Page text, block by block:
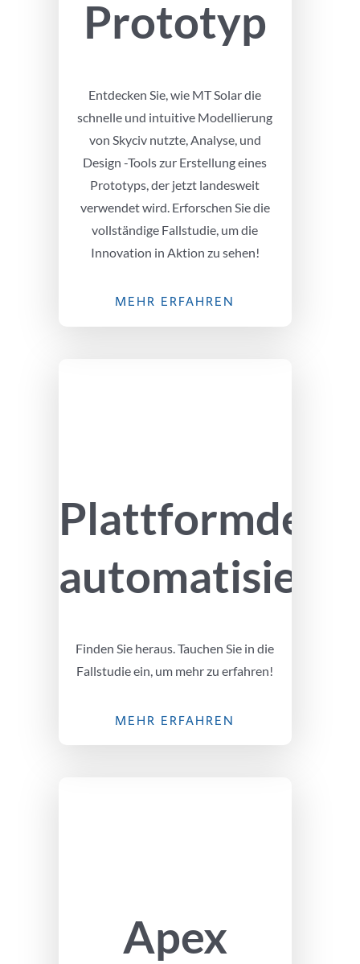
Prototyp
Entdecken Sie, wie MT Solar die
schnelle und intuitive Modellierung
von Skyciv nutzte, Analyse, und
Design -Tools zur Erstellung eines
Prototyps, der jetzt landesweit
verwendet wird. Erforschen Sie die
vollständige Fallstudie, um die
Innovation in Aktion zu sehen!
MEHR ERFAHREN
Finden Sie heraus. Tauchen Sie in die
Fallstudie ein, um mehr zu erfahren!
MEHR ERFAHREN
Apex